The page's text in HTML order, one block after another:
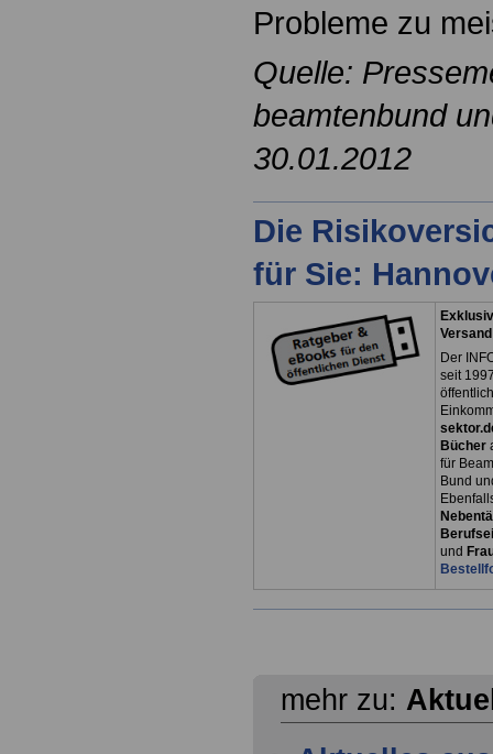
Probleme zu
Quelle:
beamtenbund
30.01.2012
Die
für Sie:
Der
seit
Bücher
für
Bund
und
mehr zu: